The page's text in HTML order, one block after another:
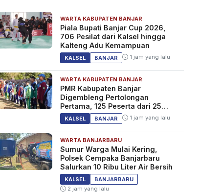
WARTA KABUPATEN BANJAR
Piala Bupati Banjar Cup 2026,
706 Pesilat dari Kalsel hingga
Kalteng Adu Kemampuan
KALSEL BANJAR 1 jam yang lalu
WARTA KABUPATEN BANJAR
PMR Kabupaten Banjar
Digembleng Pertolongan
Pertama, 125 Peserta dari 25
Sekolah
KALSEL BANJAR 1 jam yang lalu
WARTA BANJARBARU
Sumur Warga Mulai Kering,
Polsek Cempaka Banjarbaru
Salurkan 10 Ribu Liter Air Bersih
KALSEL
BANJARBARU
2 jam yang lalu